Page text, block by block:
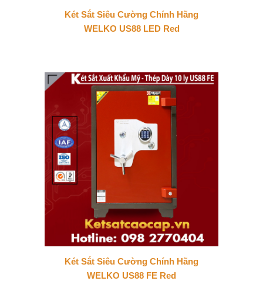
Két Sắt Siêu Cường Chính Hãng
WELKO US88 LED Red
Két Sắt Siêu Cường Chính Hãng
WELKO US88 FE Red